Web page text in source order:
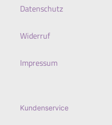
Datenschutz
Widerruf
Impressum
Kundenservice